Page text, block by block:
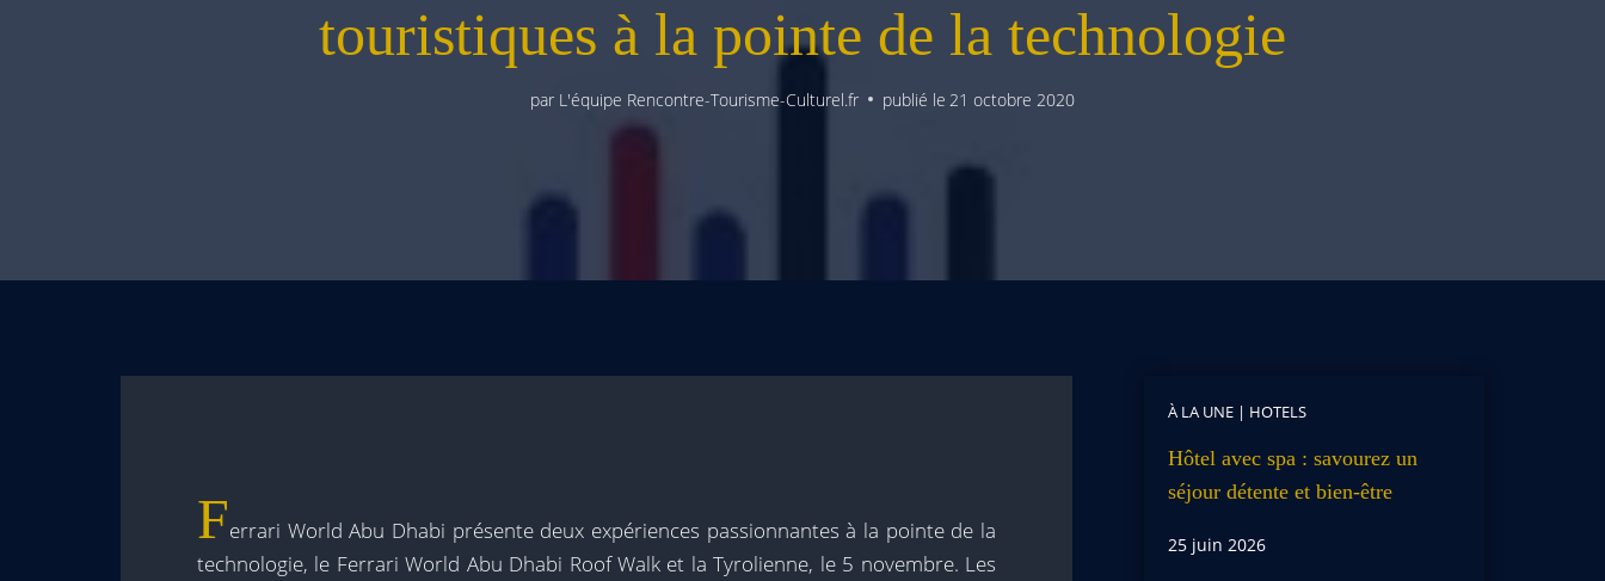
touristiques à la pointe de la technologie
par L'équipe Rencontre-Tourisme-Culturel.fr publié le 21 octobre 2020
Ferrari World Abu Dhabi présente deux expériences passionnantes à la pointe de la
technologie, le Ferrari World Abu Dhabi Roof Walk et la Tyrolienne, le 5 novembre. Les
À LA UNE| HOTELS
Hôtel avec spa : savourez un
séjour détente et bien-être
25 juin 2026